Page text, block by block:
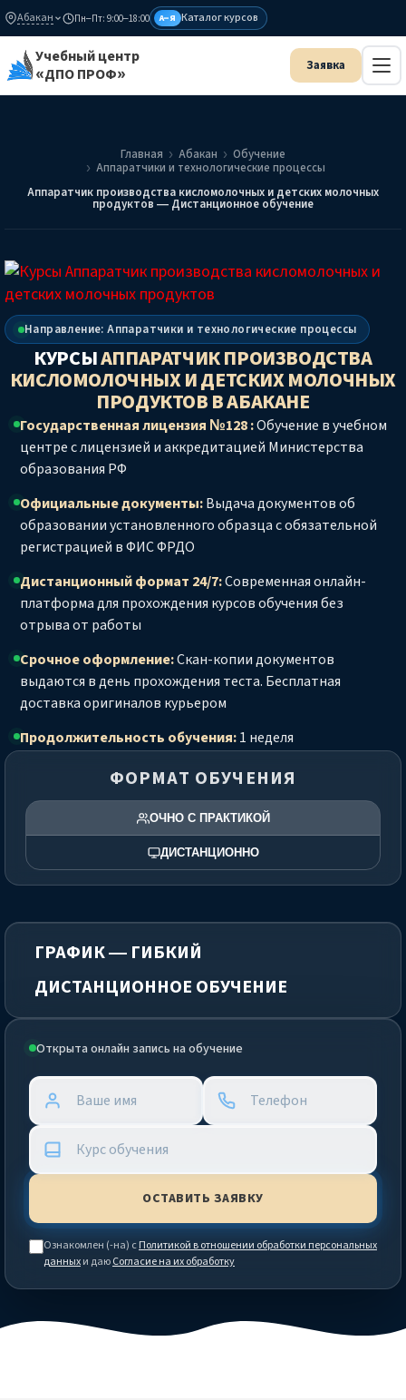
Абакан Пн–Пт: 9:00–18:00 А–Я Каталог курсов
Учебный центр
«ДПО ПРОФ»
Главная Абакан
Обучение
Аппаратчики и технологические процессы
Аппаратчик производства кисломолочных и детских молочных
продуктов — Дистанционное обучение
Направление: Аппаратчики и технологические процессы
КУРСЫАППАРАТЧИК ПРОИЗВОДСТВА
КИСЛОМОЛОЧНЫХ И ДЕТСКИХ МОЛОЧНЫХ
ПРОДУКТОВВ АБАКАНЕ
Государственная лицензия №128 :Обучение в учебном
центре с лицензией и аккредитацией Министерства
образования РФ
Официальные документы:Выдача документов об
образовании установленного образца с обязательной
регистрацией в ФИС ФРДО
Дистанционный формат 24/7:Современная онлайн-
платформа для прохождения курсов обучения без
отрыва от работы
Срочное оформление:Скан-копии документов
выдаются в день прохождения теста. Бесплатная
доставка оригиналов курьером
Продолжительность обучения:1 неделя
Открыта онлайн запись на обучение
Ознакомлен (-на) сПолитикой в отношении обработки персональных
данныхи даюСогласие на их обработку
ФОРМАТ ОБУЧЕНИЯ
ОЧНО С ПРАКТИКОЙ
ДИСТАНЦИОННО
ГРАФИК — ГИБКИЙ
ДИСТАНЦИОННОЕ ОБУЧЕНИЕ